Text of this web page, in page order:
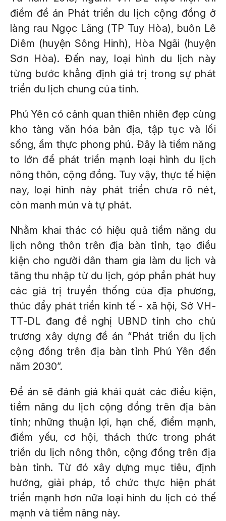
điểm đề án Phát triển du lịch cộng đồng ở
làng rau Ngọc Lãng (TP Tuy Hòa), buôn Lê
Diêm (huyện Sông Hinh), Hòa Ngãi (huyện
Sơn Hòa). Đến nay, loại hình du lịch này
từng bước khẳng định giá trị trong sự phát
triển du lịch chung của tỉnh.
Phú Yên có cảnh quan thiên nhiên đẹp cùng
kho tàng văn hóa bản địa, tập tục và lối
sống, ẩm thực phong phú. Đây là tiềm năng
to lớn để phát triển mạnh loại hình du lịch
nông thôn, cộng đồng. Tuy vậy, thực tế hiện
nay, loại hình này phát triển chưa rõ nét,
còn manh mún và tự phát.
Nhằm khai thác có hiệu quả tiềm năng du
lịch nông thôn trên địa bàn tỉnh, tạo điều
kiện cho người dân tham gia làm du lịch và
tăng thu nhập từ du lịch, góp phần phát huy
các giá trị truyền thống của địa phương,
thúc đẩy phát triển kinh tế - xã hội, Sở VH-
TT-DL đang đề nghị UBND tỉnh cho chủ
trương xây dựng đề án “Phát triển du lịch
cộng đồng trên địa bàn tỉnh Phú Yên đến
năm 2030”.
Đề án sẽ đánh giá khái quát các điều kiện,
tiềm năng du lịch cộng đồng trên địa bàn
tỉnh; những thuận lợi, hạn chế, điểm mạnh,
điểm yếu, cơ hội, thách thức trong phát
triển du lịch nông thôn, cộng đồng trên địa
bàn tỉnh. Từ đó xây dựng mục tiêu, định
hướng, giải pháp, tổ chức thực hiện phát
triển mạnh hơn nữa loại hình du lịch có thế
mạnh và tiềm năng này.